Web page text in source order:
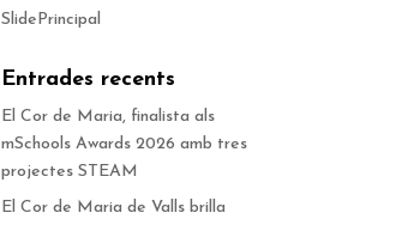
SlidePrincipal
Entrades recents
El Cor de Maria, finalista als
mSchools Awards 2026 amb tres
projectes STEAM
El Cor de Maria de Valls brilla